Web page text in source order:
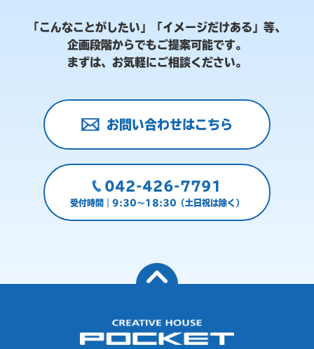
「こんなことがしたい」「イメージだけある」等、
企画段階からでもご提案可能です。
まずは、お気軽にご相談ください。
お問い合わせはこちら
042-426-7791
受付時間｜9:30～18:30（土日祝は除く）